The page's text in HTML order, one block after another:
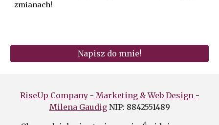
zmianach!
Napisz do mnie!
RiseUp Company - Marketing & Web Design -
Milena Gaudig NIP: 8842551489